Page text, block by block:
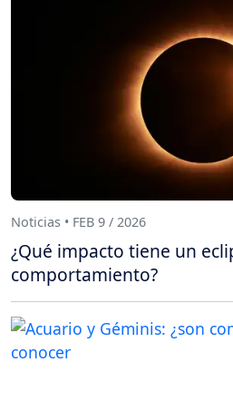
Noticias • FEB 9 / 2026
¿Qué impacto tiene un
comportamiento?